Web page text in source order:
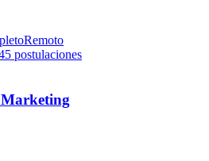
Remoto
postulaciones
Marketing